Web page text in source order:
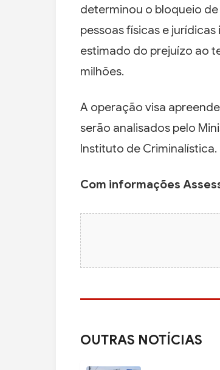
determinou o bloqueio
pessoas físicas e
estimado do prejuízo ao
milhões.
A operação visa
serão analisados pelo
Instituto de Criminalística.
Com informações
OUTRAS NOTÍCIAS